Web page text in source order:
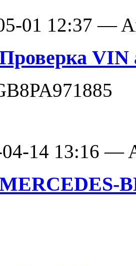
01 12:37 —
VIN
04-14 13:16 —